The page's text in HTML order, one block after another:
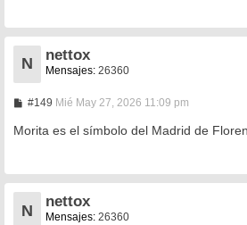
e
N
nettox
Mensajes: 26360
#149M
n
e
Mié May 27, 2026 11:09 pm
Morita es el símbolo del Madrid de
N
nettox
Mensajes: 26360